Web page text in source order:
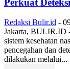
Perkuat
Redaksi Bulir.id -
Jakarta, BULIR.ID
sistem kesehatan
pencegahan dan
dilakukan melalui...